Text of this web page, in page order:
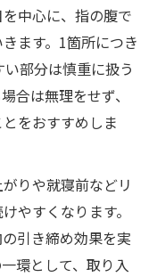
中心に、指の腹で
ます。1箇所につき
部分は慎重に扱う
合は無理をせず、
をおすすめしま
りや就寝前などリ
やすくなります。
引き締め効果を実
環として、取り入